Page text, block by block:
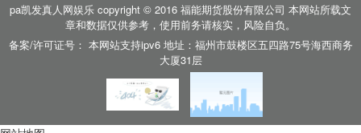
pa凯发真人网娱乐 copyright © 2016 福能期货股份有限公司 本网站所载文
章和数据仅供参考，使用前务请核实，风险自负。
备案/许可证号： 本网站支持ipv6 地址：福州市鼓楼区五四路75号海西商务
大厦31层